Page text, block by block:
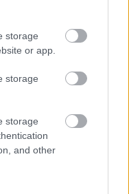
storage
or app.
storage
storage
and other
v Trebišove sú
spolu za 11,4
Potichu sme prišli